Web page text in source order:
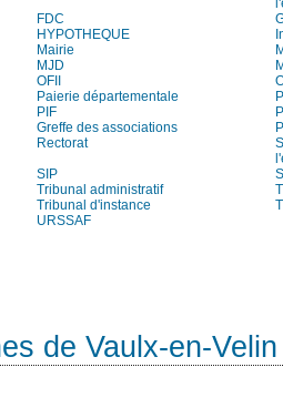
FDC
HYPOTHEQUE
Mairie
MJD
OFII
Paierie départementale
PIF
Greffe des associations
Rectorat
SIP
Tribunal administratif
Tribunal d'instance
URSSAF
de Vaulx-en-Velin